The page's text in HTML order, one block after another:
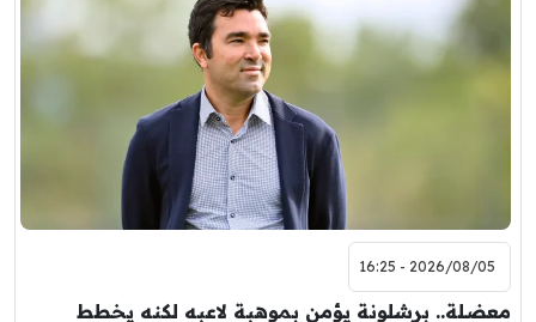
2026/08/05 - 16:25
معضلة.. برشلونة يؤمن بموهبة لاعبه لكنه يخطط